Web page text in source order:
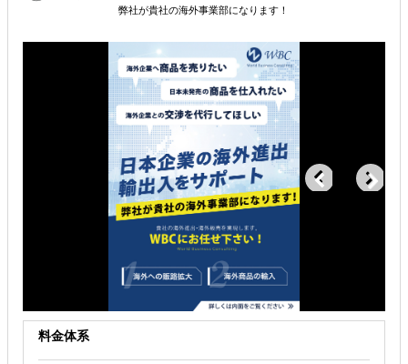
弊社が貴社の海外事業部になります！
料金体系